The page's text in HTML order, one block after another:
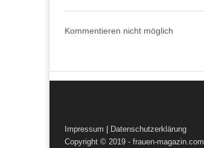
Kommentieren nicht möglich
Impressum | Datenschutzerklärung
Copyright © 2019 - frauen-magazin.com